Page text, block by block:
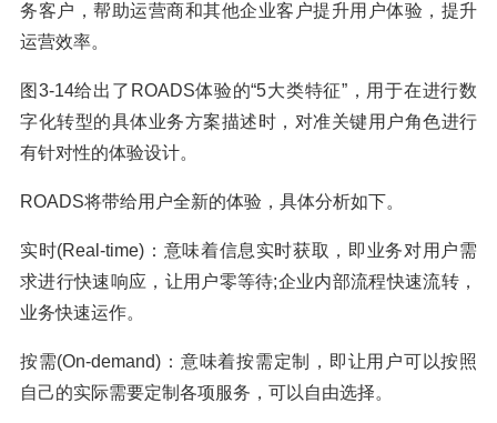
务客户，帮助运营商和其他企业客户提升用户体验，提升
运营效率。
图3-14给出了ROADS体验的“5大类特征”，用于在进行数
字化转型的具体业务方案描述时，对准关键用户角色进行
有针对性的体验设计。
ROADS将带给用户全新的体验，具体分析如下。
实时(Real-time)：意味着信息实时获取，即业务对用户需
求进行快速响应，让用户零等待;企业内部流程快速流转，
业务快速运作。
按需(On-demand)：意味着按需定制，即让用户可以按照
自己的实际需要定制各项服务，可以自由选择。